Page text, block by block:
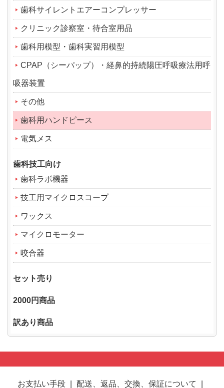
歯科サイレントエアーコンプレッサー
クリニック診察室・待合室用品
歯科用模型・歯科実習用模型
CPAP（シーパップ）・経鼻的持続陽圧呼吸療法用呼
吸器装置
その他
歯科用ハンドピース
電気メス
歯科技工向け
歯科ラボ機器
技工用マイクロスコープ
ワックス
マイクロモーター
咬合器
セット売り
2000円商品
訳あり商品
お支払い手段 配送、返品、交換、保証について